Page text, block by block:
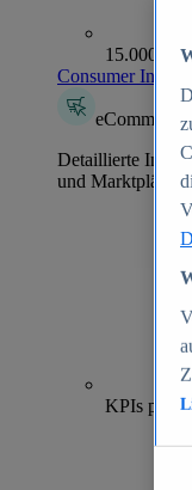
15.000+
Consumer
eCommerce
Detaillierte
und Marktplätzen
KPIs pro